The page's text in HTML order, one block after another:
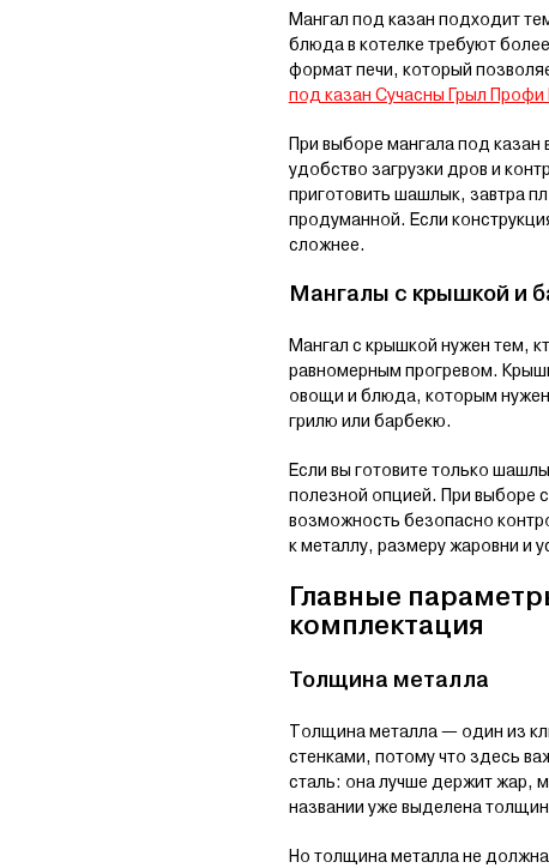
Мангал под казан подходит
блюда в котелке требуют
формат печи, который
под казан Сучасны Грыл
При выборе мангала под казан
удобство загрузки дров и
приготовить шашлык, завтра
продуманной. Если
сложнее.
Мангалы с крышкой и
Мангал с крышкой нужен тем,
равномерным прогревом.
овощи и блюда, которым нужен
грилю или барбекю.
Если вы готовите только
полезной опцией. При выборе
возможность безопасно
к металлу, размеру жаровни и
Главные
комплектация
Толщина металла
Толщина металла — один из
стенками, потому что здесь
сталь: она лучше держит жар,
названии уже выделена
Но толщина металла не